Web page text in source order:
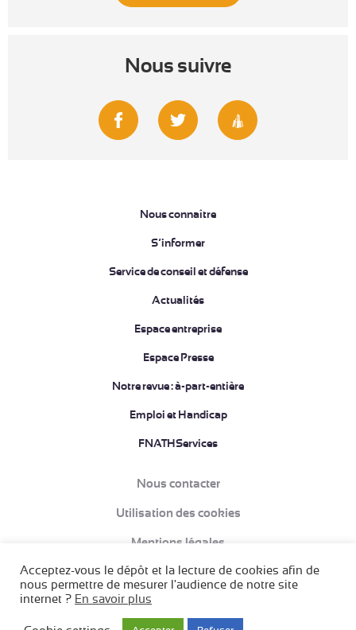
Nous suivre
Nous connaître
S’informer
Service de conseil et défense
Actualités
Espace entreprise
Espace Presse
Notre revue : à-part-entière
Emploi et Handicap
FNATHServices
Nous contacter
Utilisation des cookies
Mentions légales
Données à caractère personnel et Politique de confidentialité
Conditions Générales de Vente (CGV)
Acceptez-vous le dépôt et la lecture de cookies afin de
nous permettre de mesurer l'audience de notre site
internet ? En savoir plus